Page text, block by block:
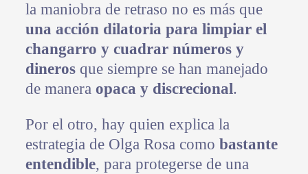
la maniobra de retraso no es más que
una acción dilatoria para limpiar el
changarro y cuadrar números y
dinerosque siempre se han manejado
de manera opaca y discrecional.
Por el otro, hay quien explica la
estrategia de Olga Rosa como bastante
entendible, para protegerse de una